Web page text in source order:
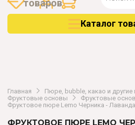
товаров
Каталог
Главная
Пюре, bubble, какао и другие
Фруктовые основы
Фруктовые
Фруктовое пюре Lemo Черника - Лаванда
ФРУКТОВОЕ ПЮРЕ LEMO